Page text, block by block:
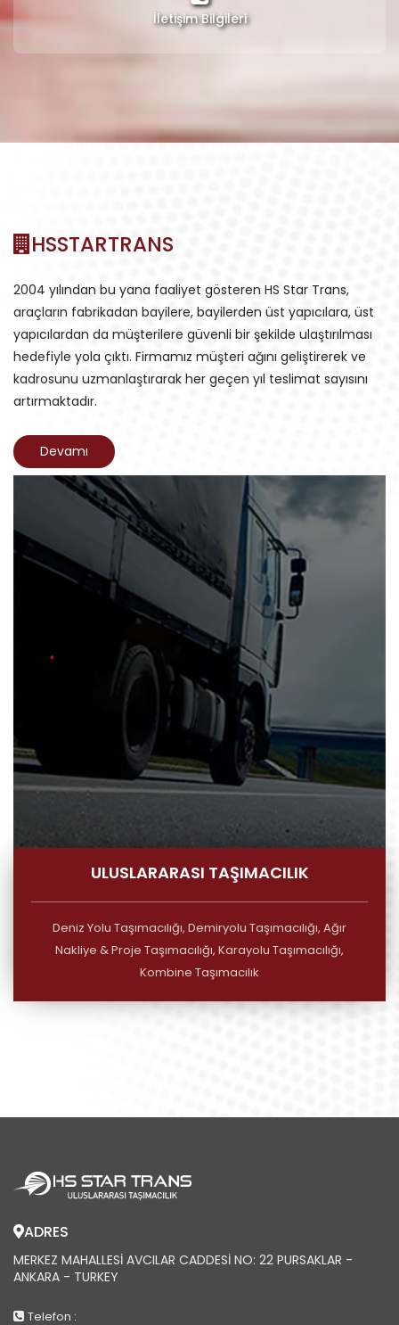
İletişim Bilgileri
HSSTARTRANS
2004 yılından bu yana faaliyet gösteren HS Star Trans,
araçların fabrikadan bayilere, bayilerden üst yapıcılara, üst
yapıcılardan da müşterilere güvenli bir şekilde ulaştırılması
hedefiyle yola çıktı. Firmamız müşteri ağını geliştirerek ve
kadrosunu uzmanlaştırarak her geçen yıl teslimat sayısını
artırmaktadır.
Devamı
ULUSLARARASI TAŞIMACILIK
Deniz Yolu Taşımacılığı, Demiryolu Taşımacılığı, Ağır
Nakliye & Proje Taşımacılığı, Karayolu Taşımacılığı,
Kombine Taşımacılık
ADRES
MERKEZ MAHALLESI AVCILAR CADDESI NO: 22 PURSAKLAR -
ANKARA - TURKEY
Telefon :